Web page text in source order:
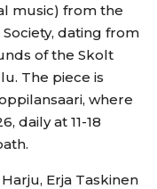
music) from the
dating from
of the Skolt
The piece is
where
daily at 11-18
Erja Taskinen